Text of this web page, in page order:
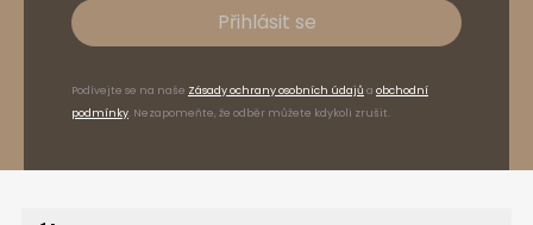
Přihlásit se
Podívejte se na naše Zásady ochrany osobních údajů a obchodní
podmínky. Nezapomeňte, že odběr můžete kdykoli zrušit.